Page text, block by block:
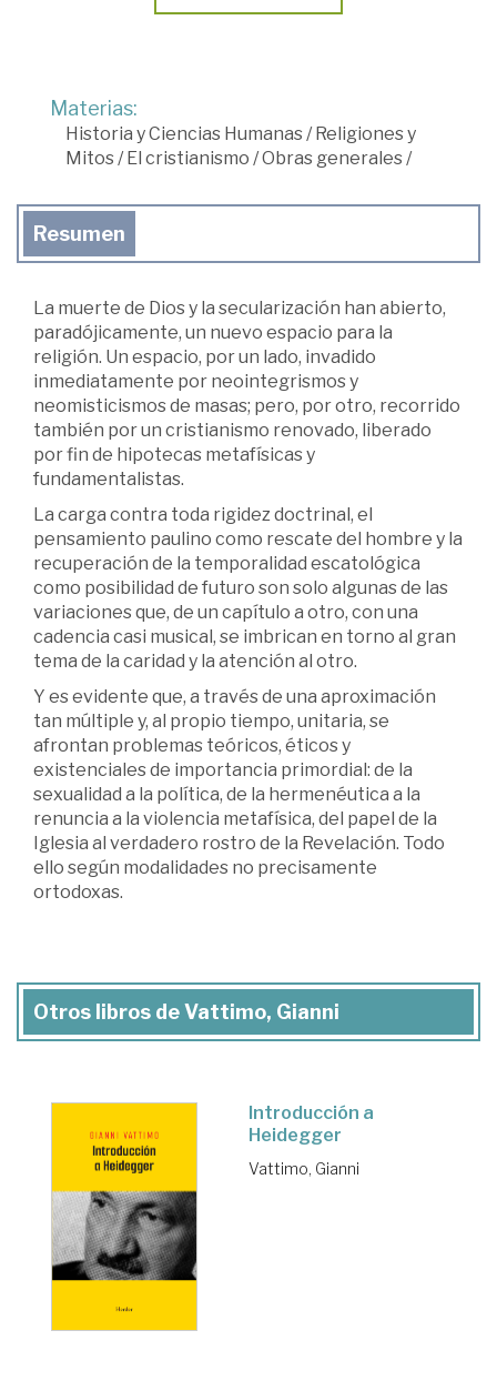
Materias:
Historia y Ciencias Humanas/Religiones y
Mitos/El cristianismo /Obras generales/
Resumen
La muerte de Dios y la secularización han abierto,
paradójicamente, un nuevo espacio para la
religión. Un espacio, por un lado, invadido
inmediatamente por neointegrismos y
neomisticismos de masas; pero, por otro, recorrido
también por un cristianismo renovado, liberado
por fin de hipotecas metafísicas y
fundamentalistas.
La carga contra toda rigidez doctrinal, el
pensamiento paulino como rescate del hombre y la
recuperación de la temporalidad escatológica
como posibilidad de futuro son solo algunas de las
variaciones que, de un capítulo a otro, con una
cadencia casi musical, se imbrican en torno al gran
tema de la caridad y la atención al otro.
Y es evidente que, a través de una aproximación
tan múltiple y, al propio tiempo, unitaria, se
afrontan problemas teóricos, éticos y
existenciales de importancia primordial: de la
sexualidad a la política, de la hermenéutica a la
renuncia a la violencia metafísica, del papel de la
Iglesia al verdadero rostro de la Revelación. Todo
ello según modalidades no precisamente
ortodoxas.
Otros libros de Vattimo, Gianni
Introducción a
Heidegger
Vattimo, Gianni